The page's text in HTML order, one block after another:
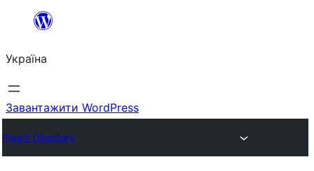
Перейти
вмісту
Україна
Завантажити WordPress
Plugin Directory